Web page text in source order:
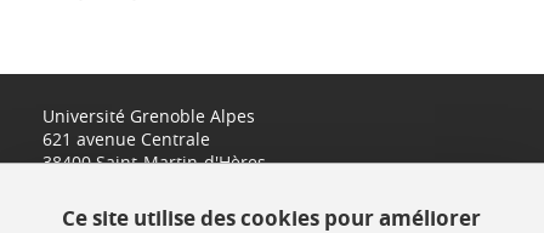
Université Grenoble Alpes
621 avenue Centrale
38400 Saint-Martin-d'Hères
Ce site utilise des cookies pour améliorer